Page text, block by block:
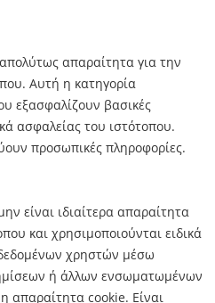
απαραίτητα για την
Αυτή η κατηγορία
εξασφαλίζουν βασικές
ασφαλείας του ιστότοπου.
προσωπικές πληροφορίες.
είναι ιδιαίτερα απαραίτητα
και χρησιμοποιούνται ειδικά
χρηστών μέσω
ή άλλων ενσωματωμένων
απαραίτητα cookie. Είναι